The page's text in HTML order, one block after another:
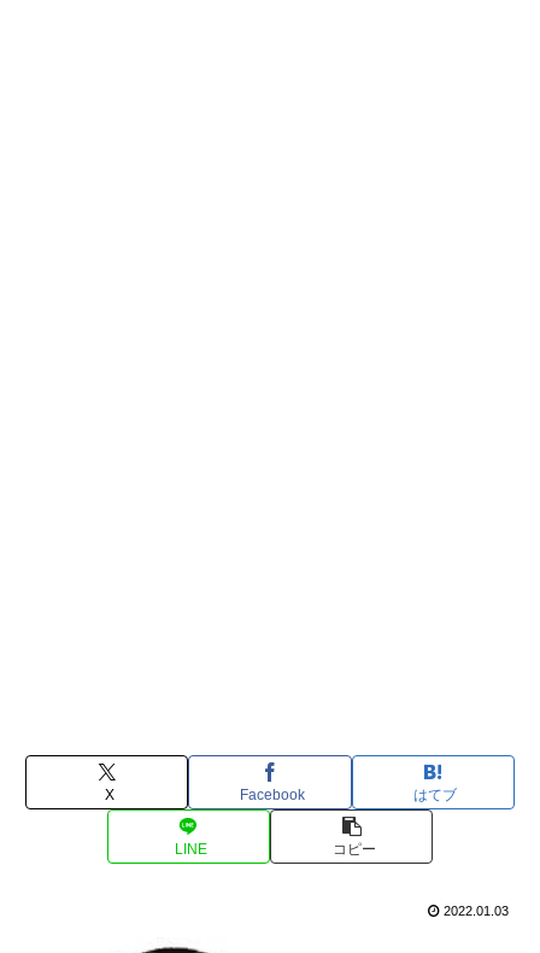
X Facebook はてブ
LINE コピー
2022.01.03